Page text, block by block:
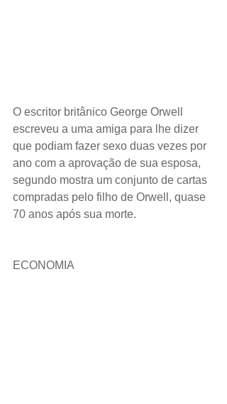
O escritor britânico George Orwell
escreveu a uma amiga para lhe dizer
que podiam fazer sexo duas vezes por
ano com a aprovação de sua esposa,
segundo mostra um conjunto de cartas
compradas pelo filho de Orwell, quase
70 anos após sua morte.
ECONOMIA